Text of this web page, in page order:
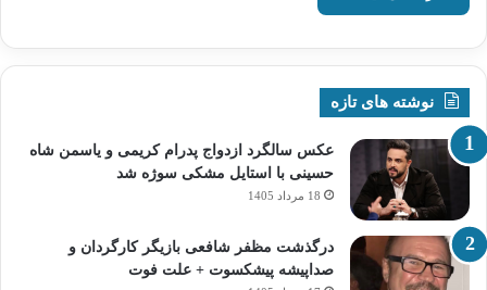
نوشته های تازه
عکس سالگرد ازدواج پدرام کریمی و یاسمن شاه‌
حسینی با استایل مشکی سوژه شد
18 مرداد 1405
درگذشت مظفر شافعی بازیگر کارگردان و
صداپیشه پیشکسوت + علت فوت